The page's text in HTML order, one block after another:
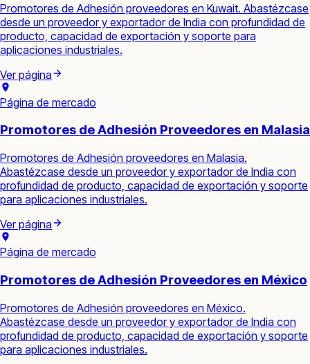
Promotores de Adhesión proveedores en Kuwait. Abastézcase
desde un proveedor y exportador de India con profundidad de
producto, capacidad de exportación y soporte para
aplicaciones industriales.
Ver página
Página de mercado
Promotores de Adhesión Proveedores en Malasia
Promotores de Adhesión proveedores en Malasia.
Abastézcase desde un proveedor y exportador de India con
profundidad de producto, capacidad de exportación y soporte
para aplicaciones industriales.
Ver página
Página de mercado
Promotores de Adhesión Proveedores en México
Promotores de Adhesión proveedores en México.
Abastézcase desde un proveedor y exportador de India con
profundidad de producto, capacidad de exportación y soporte
para aplicaciones industriales.